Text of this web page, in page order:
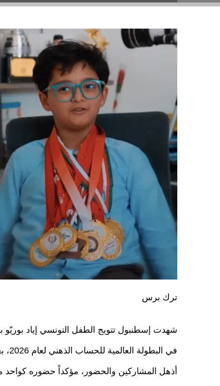
ترك برس
شهدت إسطنبول تتويج الطفل التونسي إياد بوريّو
في
أذهل المشاركين والحضور، مؤكداً حضوره كواحد